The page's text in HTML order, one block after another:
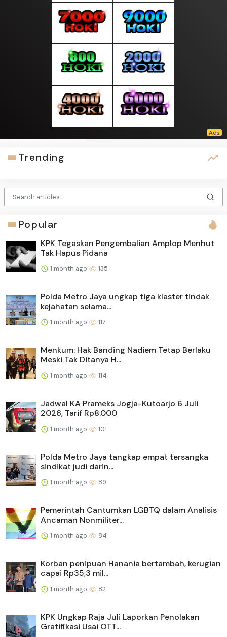
Trending
Popular
KPK Tegaskan Pengembalian Amplop Menhut
Tak Hapus Pidana
1 month ago 135
Polda Metro Jaya ungkap tiga klaster tindak
kejahatan selama...
1 month ago 117
Menkum: Hak Banding Nadiem Tetap Berlaku
Meski Tak Ditanya H...
1 month ago 114
Jadwal KA Prameks Jogja-Kutoarjo 6 Juli
2026, Tarif Rp8.000
1 month ago 101
Polda Metro Jaya tangkap empat tersangka
sindikat judi darin...
1 month ago 89
Pemerintah Cantumkan LGBTQ dalam Analisis
Ancaman Nonmiliter...
1 month ago 84
Korban penipuan Hanania bertambah, kerugian
capai Rp35,3 mil...
1 month ago 82
KPK Ungkap Raja Juli Laporkan Penolakan
Gratifikasi Usai OTT...